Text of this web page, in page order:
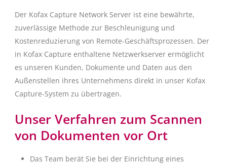
Der Kofax Capture Network Server ist eine bewährte,
zuverlässige Methode zur Beschleunigung und
Kostenreduzierung von Remote-Geschäftsprozessen. Der
in Kofax Capture enthaltene Netzwerkserver ermöglicht
es unseren Kunden, Dokumente und Daten aus den
Außenstellen ihres Unternehmens direkt in unser Kofax
Capture-System zu übertragen.
Unser Verfahren zum Scannen
von Dokumenten vor Ort
Das Team berät Sie bei der Einrichtung eines